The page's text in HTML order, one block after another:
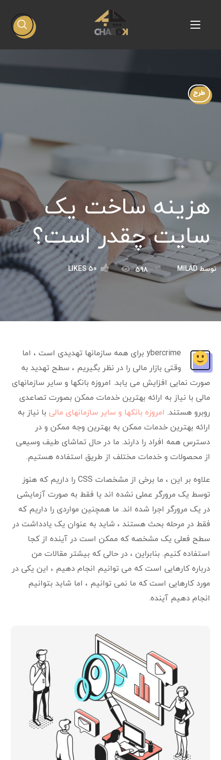
طرح
هزینه ساخت یک
سایت چقدر است؟
توسطMILAD
598
50
LIKES
ybercrime برای همه سازمانها تهدیدی است ، اما
وقتی بازار مالی را در نظر بگیریم ، سطح تهدید به
صورت نمایی افزایش می یابد. امروزه بانکها و سایر سازمانهای
مالی با نیاز به ارائه بهترین خدمات ممکن بصورت تصاعدی
روبرو هستند. امروزه بانکها و سایر سازمانهای مالی با نیاز به
ارائه بهترین خدمات ممکن به بهترین وجه ممکن و در
دسترس همه افراد را دارند. ما در حال تماشای طیف وسیعی
از محصولات و خدمات مختلف از طریق استفاده هستیم.
علاوه بر این ، ما برخی از مشخصات CSS را داریم که هنوز
توسط یک مرورگر عملی نشده اند یا فقط به صورت آزمایشی
در یک مرورگر اجرا شده اند. ما همچنین مواردی را داریم که
فقط در مرحله بحث هستند ، شاید به عنوان یک یادداشت در
سطح فعلی یک مشخصه که ممکن است در آینده از کجا
استفاده کنیم. بنابراین ، در حالی که بیشتر مقالات من
درباره کارهایی است که می توانیم انجام دهیم ، این یکی در
مورد کارهایی است که ما نمی توانیم ، اما شاید بتوانیم
انجام دهیم آینده.